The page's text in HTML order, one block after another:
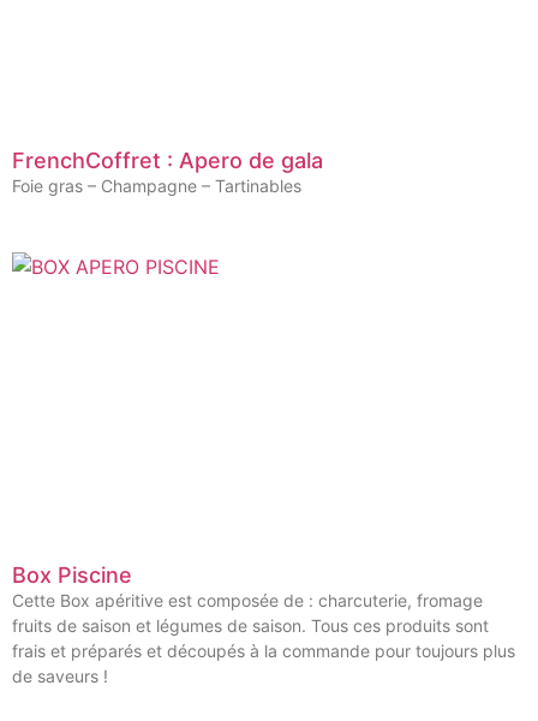
FrenchCoffret : Apero de gala
Foie gras – Champagne – Tartinables
Box Piscine
Cette Box apéritive est composée de : charcuterie, fromage
fruits de saison et légumes de saison. Tous ces produits sont
frais et préparés et découpés à la commande pour toujours plus
de saveurs !